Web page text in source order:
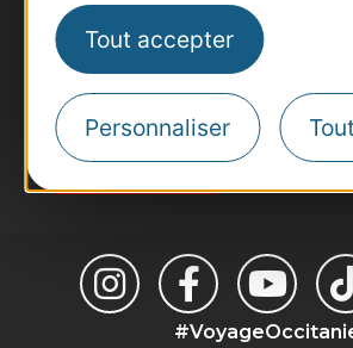
Tout accepter
Personnaliser
Destination Sport
Inscrivez-vous à la lettre
Destination Occitanie pour
suggestions de séjours, de visites
Je m'abonne